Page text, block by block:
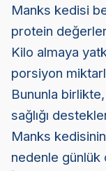
Manks kedisi
protein
Kilo almaya
porsiyon
Bununla birlikte,
sağlığı
Manks
nedenle günlük